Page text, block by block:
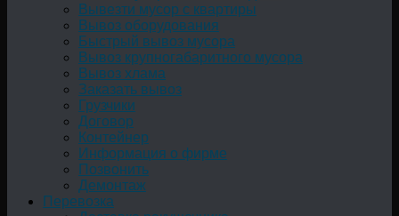
Вывезти мусор с квартиры
Вывоз оборудования
Быстрый вывоз мусора
Вывоз крупногабаритного мусора
Вывоз хлама
Заказать вывоз
Грузчики
Договор
Контейнер
Информация о фирме
Позвонить
Демонтаж
Перевозка